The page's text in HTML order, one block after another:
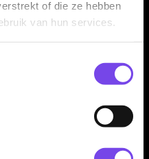
of die ze hebben
van hun services.
de collectie van deze
je gericht zoekt binnen de